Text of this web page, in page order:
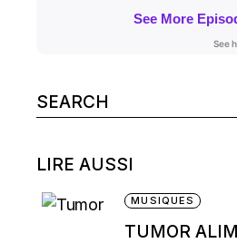
Search
for:
LIRE AUSSI
MUSIQUES
TUMOR